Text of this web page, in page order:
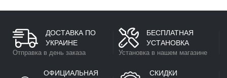
ДОСТАВКА ПО
УКРАИНЕ
Отправка в день заказа
БЕСПЛАТНАЯ
УСТАНОВКА
Установка в нашем магазине
ОФИЦИАЛЬНАЯ
СКИДКИ